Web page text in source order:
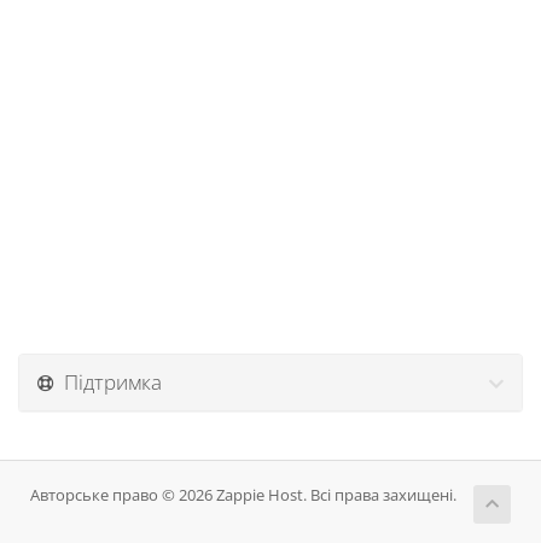
Підтримка
Авторське право © 2026 Zappie Host. Всі права захищені.